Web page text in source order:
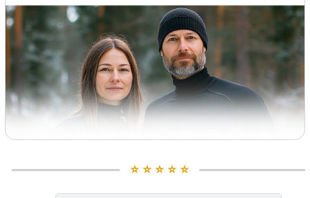
⭐️ ⭐️ ⭐️ ⭐️ ⭐️